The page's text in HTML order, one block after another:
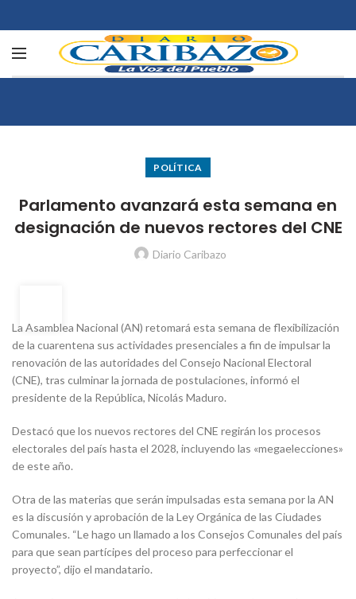
POLÍTICA
Parlamento avanzará esta semana en
designación de nuevos rectores del CNE
Diario Caribazo
La Asamblea Nacional (AN) retomará esta semana de flexibilización
de la cuarentena sus actividades presenciales a fin de impulsar la
renovación de las autoridades del Consejo Nacional Electoral
(CNE), tras culminar la jornada de postulaciones, informó el
presidente de la República, Nicolás Maduro.
Destacó que los nuevos rectores del CNE regirán los procesos
electorales del país hasta el 2028, incluyendo las «megaelecciones»
de este año.
Otra de las materias que serán impulsadas esta semana por la AN
es la discusión y aprobación de la Ley Orgánica de las Ciudades
Comunales. “Le hago un llamado a los Consejos Comunales del país
para que sean partícipes del proceso para perfeccionar el
proyecto”, dijo el mandatario.